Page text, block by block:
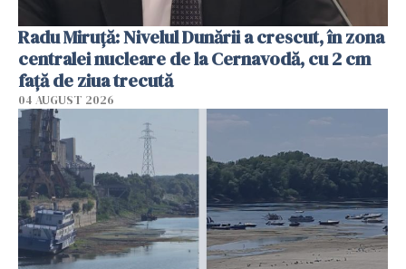
Radu Miruţă: Nivelul Dunării a crescut, în zona
centralei nucleare de la Cernavodă, cu 2 cm
faţă de ziua trecută
04 AUGUST 2026